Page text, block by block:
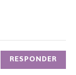
RESPONDER